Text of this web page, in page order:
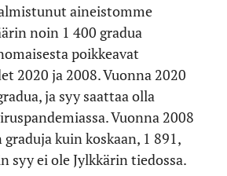
aineistomme
noin 1 400 gradua
poikkeavat
2020 ja 2008. Vuonna 2020
ja syy saattaa olla
Vuonna 2008
kuin koskaan, 1 891,
syy ei ole Jylkkärin tiedossa.